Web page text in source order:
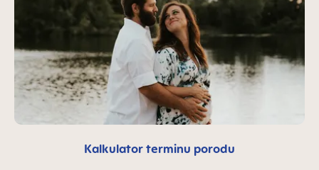
Kalkulator terminu porodu